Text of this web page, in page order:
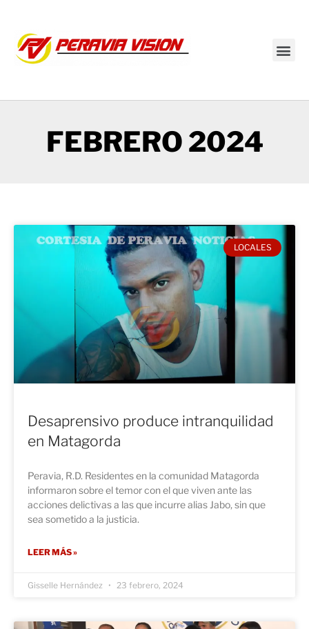
FEBRERO 2024
LOCALES
Desaprensivo produce intranquilidad
en Matagorda
Peravia, R.D. Residentes en la comunidad Matagorda
informaron sobre el temor con el que viven ante las
acciones delictivas a las que incurre alias Jabo, sin que
sea sometido a la justicia.
LEER MÁS »
Gisselle Hernández 23 febrero, 2024